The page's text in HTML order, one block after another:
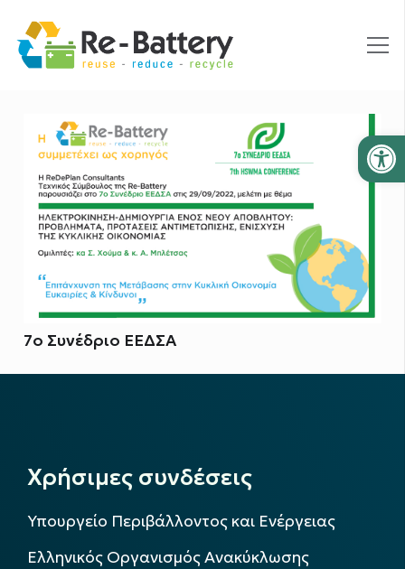
7ο Συνέδριο ΕΕΔΣΑ
Χρήσιμες συνδέσεις
Υπουργείο Περιβάλλοντος και Ενέργειας
Ελληνικός Οργανισμός Ανακύκλωσης